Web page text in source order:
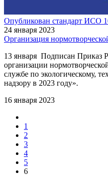
Опубликован стандарт ИСО
24 января 2023
Организация
13 января Подписан Приказ
организации
службе по экологическому,
надзору в 2023 году».
16 января 2023
1
2
3
4
5
6